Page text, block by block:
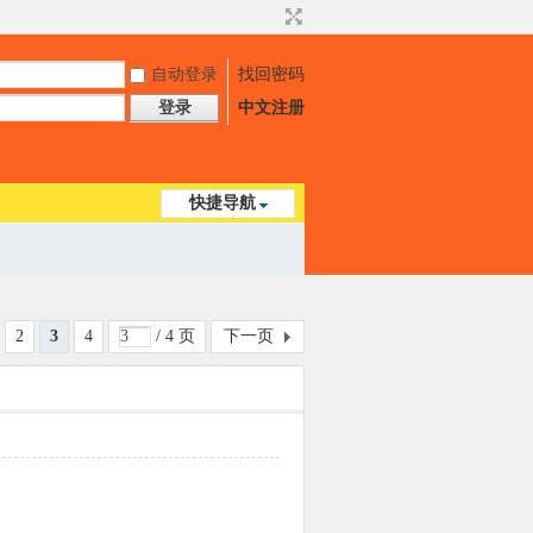
自动登录
找回密码
登录 中文注册
快捷导航
2 3 4 / 4 页 下一页